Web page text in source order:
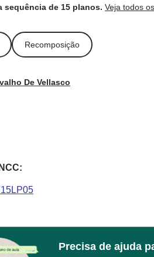
sequência de 15 planos. Veja todos
Recomposição
De Vellasco
Precisa de ajuda